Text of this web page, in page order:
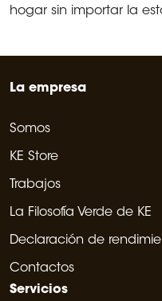
hogar sin importar la
La empresa
Somos
KE Store
Trabajos
La Filosofía Verde de KE
Declaración de
Contactos
Servicios